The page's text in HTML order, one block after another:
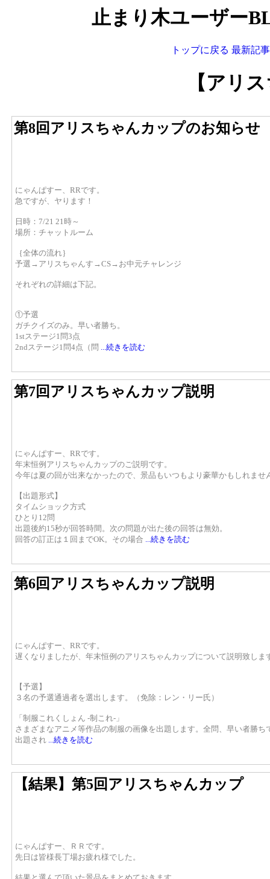
止まり木ユーザー
トップに戻る 最新記
【アリ
第8回アリスちゃんカップのお知らせ
にゃんぱすー、RRです。
急ですが、ヤります！
日時：7/21 21時～
場所：チャットルーム
｛全体の流れ｝
予選→アリスちゃんす→CS→お中元チャレンジ
それぞれの詳細は下記。
①予選
ガチクイズのみ。早い者勝ち。
1stステージ1問3点
2ndステージ1問4点（問 ...続きを読む
第7回アリスちゃんカップ説明
にゃんぱすー、RRです。
年末恒例アリスちゃんカップのご説明です。
今年は夏の回が出来なかったので、景品もいつもより豪華かもしれませ
【出題形式】
タイムショック方式
ひとり12問
出題後約15秒が回答時間。次の問題が出た後の回答は無効。
回答の訂正は１回までOK。その場合 ...続きを読む
第6回アリスちゃんカップ説明
にゃんぱすー、RRです。
遅くなりましたが、年末恒例のアリスちゃんカップについて説明致しま
【予選】
３名の予選通過者を選出します。（免除：レン・リー氏）
「制服これくしょん -制これ-」
さまざまなアニメ等作品の制服の画像を出題します。全問、早い者勝ち
出題され ...続きを読む
【結果】第5回アリスちゃんカップ
にゃんぱすー、ＲＲです。
先日は皆様長丁場お疲れ様でした。